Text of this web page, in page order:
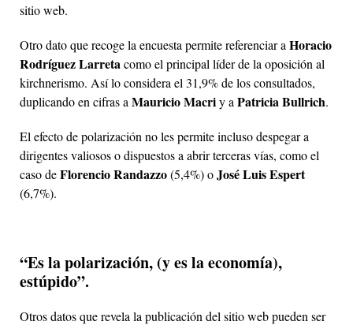
sitio web.
Otro dato que recoge la encuesta permite referenciar a Horacio
Rodríguez Larretacomo el principal líder de la oposición al
kirchnerismo. Así lo considera el 31,9% de los consultados,
duplicando en cifras a Mauricio Macriy a Patricia Bullrich.
El efecto de polarización no les permite incluso despegar a
dirigentes valiosos o dispuestos a abrir terceras vías, como el
caso deFlorencio Randazzo(5,4%) oJosé Luis Espert
(6,7%).
“Es la polarización, (y es la economía),
estúpido”.
Otros datos que revela la publicación del sitio web pueden ser